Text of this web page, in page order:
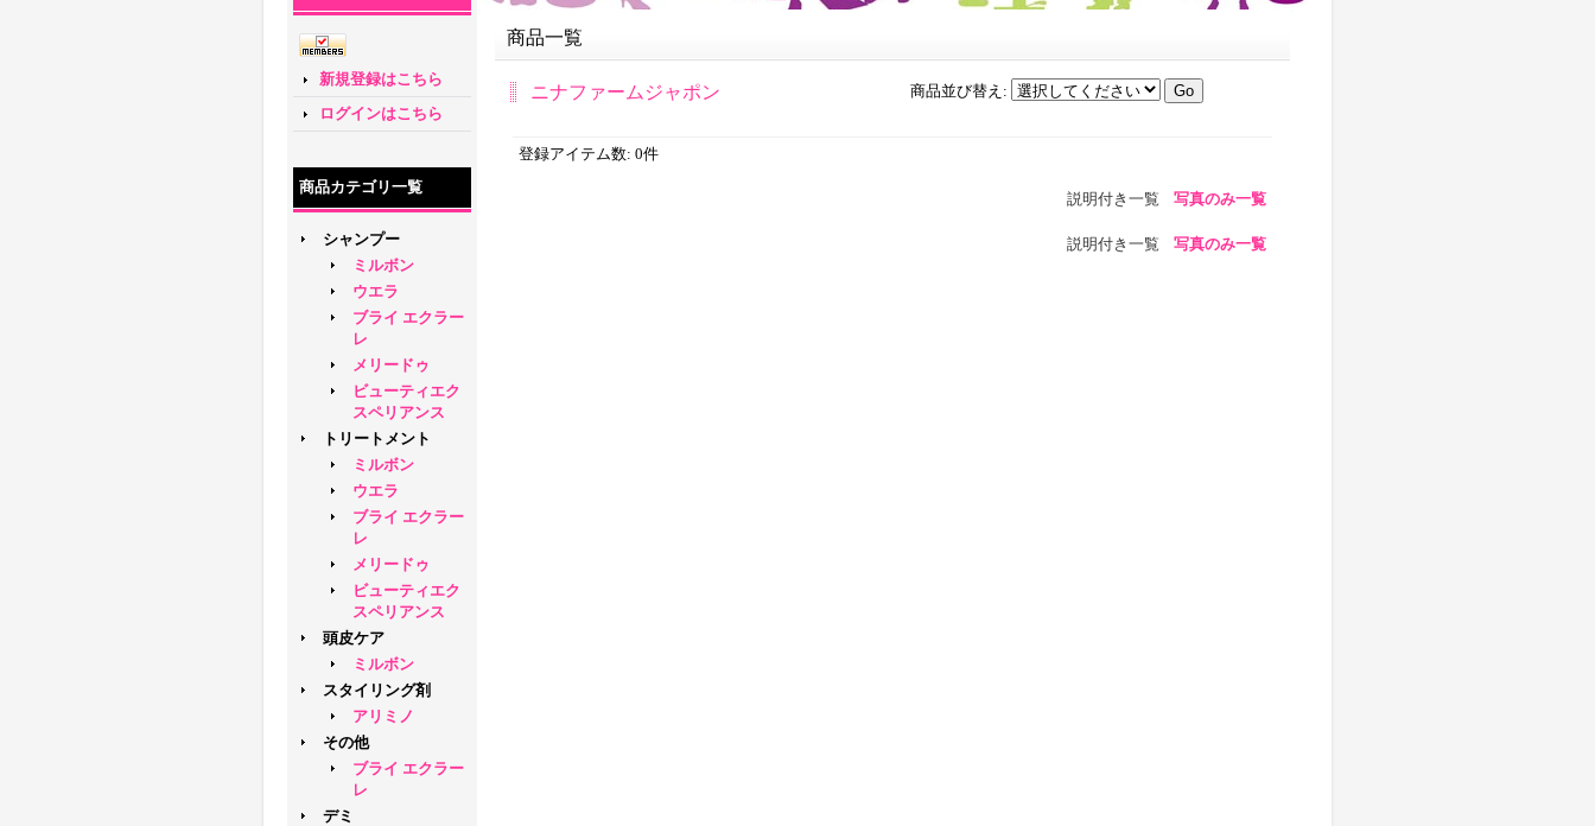
新規登録はこちら
ログインはこちら
商品カテゴリ一覧
シャンプー
ミルボン
ウエラ
ブライ エクラー
レ
メリードゥ
ビューティエク
スペリアンス
トリートメント
ミルボン
ウエラ
ブライ エクラー
レ
メリードゥ
ビューティエク
スペリアンス
頭皮ケア
ミルボン
スタイリング剤
アリミノ
その他
ブライ エクラー
レ
デミ
商品一覧
ニナファームジャポン 商品並び替え :
登録アイテム数: 0件
説明付き一覧 写真のみ一覧
説明付き一覧 写真のみ一覧